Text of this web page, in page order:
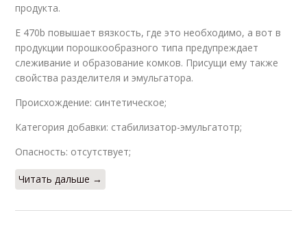
продукта.
Е 470b повышает вязкость, где это необходимо, а вот в
продукции порошкообразного типа предупреждает
слеживание и образование комков. Присущи ему также
свойства разделителя и эмульгатора.
Происхождение: синтетическое;
Категория добавки: стабилизатор-эмульгатотр;
Опасность: отсутствует;
Читать дальше →